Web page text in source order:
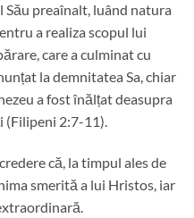
preaînalt, luând natura
a realiza scopul lui
care a culminat cu
la demnitatea Sa, chiar
a fost înălțat deasupra
2:7-11).
că, la timpul ales de
smerită a lui Hristos, iar